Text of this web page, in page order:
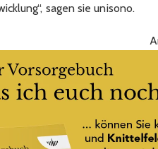
sagen sie unisono.